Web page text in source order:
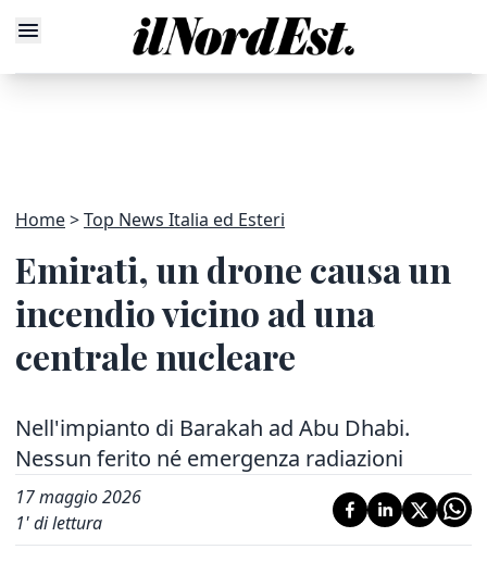
Home Top News Italia ed Esteri
Emirati, un drone causa un
incendio vicino ad una
centrale nucleare
Nell'impianto di Barakah ad Abu Dhabi.
Nessun ferito né emergenza radiazioni
17 maggio 2026
1' di lettura